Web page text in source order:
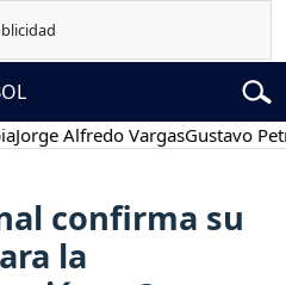
VargasGustavo Petro
confirma su
la